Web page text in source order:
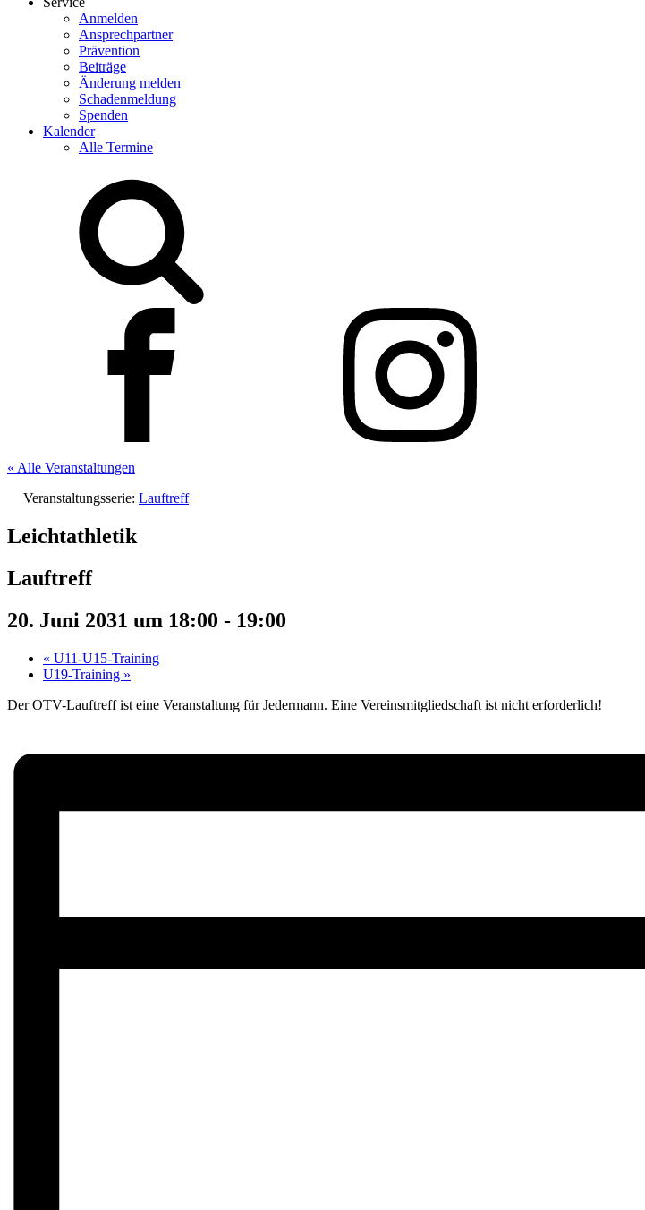
Anmelden
Ansprechpartner
Prävention
Beiträge
Änderung melden
Schadenmeldung
Spenden
Kalender
Alle Termine
« Alle Veranstaltungen
Veranstaltungsserie: Lauftreff
Leichtathletik
Lauftreff
20. Juni 2031 um 18:00 - 19:00
« U11-U15-Training
U19-Training »
Der OTV-Lauftreff ist eine Veranstaltung für Jedermann. Eine Vereinsmitgliedschaft ist nicht erforderlich!